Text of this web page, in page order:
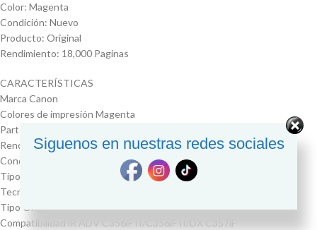
Color: Magenta
Condición: Nuevo
Producto: Original
Rendimiento: 18,000 Paginas
CARACTERÍSTICAS
Marca Canon
Colores de impresión Magenta
Part Number GPR-58
Rendimiento 18,000 Paginas
Condición Nuevo
Tipo de cartucho Estándar
Tecnología de impresión Laser
Tipo Original
Compatibilidad iR ADV C356iF II/C356iF II/DX C357iF
Siguenos en nuestras redes sociales